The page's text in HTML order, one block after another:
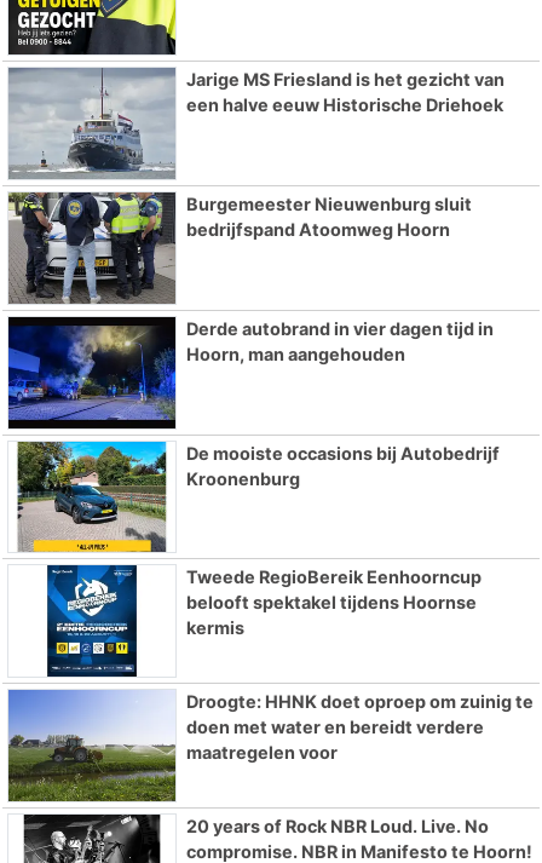
Jarige MS Friesland is het gezicht van
een halve eeuw Historische Driehoek
Burgemeester Nieuwenburg sluit
bedrijfspand Atoomweg Hoorn
Derde autobrand in vier dagen tijd in
Hoorn, man aangehouden
De mooiste occasions bij Autobedrijf
Kroonenburg
Tweede RegioBereik Eenhoorncup
belooft spektakel tijdens Hoornse
kermis
Droogte: HHNK doet oproep om zuinig te
doen met water en bereidt verdere
maatregelen voor
20 years of Rock NBR Loud. Live. No
compromise. NBR in Manifesto te Hoorn!